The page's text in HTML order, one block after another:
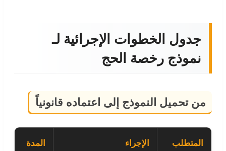
جدول الخطوات الإجرائية لـ
نموذج رخصة الحج
من تحميل النموذج إلى اعتماده قانونياً
المتطلب الإجراء
المدة